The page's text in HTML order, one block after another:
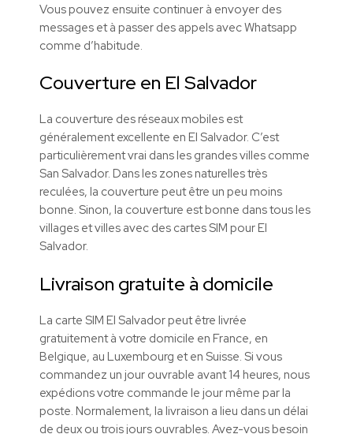
Vous pouvez ensuite continuer à envoyer des
messages et à passer des appels avec Whatsapp
comme d’habitude.
Couverture en El Salvador
La couverture des réseaux mobiles est
généralement excellente en El Salvador. C’est
particulièrement vrai dans les grandes villes comme
San Salvador. Dans les zones naturelles très
reculées, la couverture peut être un peu moins
bonne. Sinon, la couverture est bonne dans tous les
villages et villes avec des cartes SIM pour El
Salvador.
Livraison gratuite à domicile
La carte SIM El Salvador peut être livrée
gratuitement à votre domicile en France, en
Belgique, au Luxembourg et en Suisse. Si vous
commandez un jour ouvrable avant 14 heures, nous
expédions votre commande le jour même par la
poste. Normalement, la livraison a lieu dans un délai
de deux ou trois jours ouvrables. Avez-vous besoin